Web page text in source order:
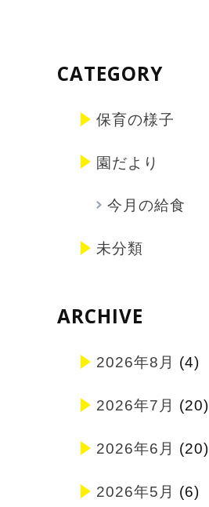
CATEGORY
保育の様子
園だより
今月の給食
未分類
ARCHIVE
2026年8月 (4)
2026年7月 (20)
2026年6月 (20)
2026年5月 (6)